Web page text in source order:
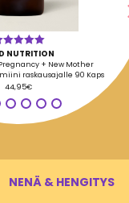
tuotteesta:
5.00 / 5
NUTRITION
+ New Mother
raskausajalle 90 Kaps
44,95€
OSTOSKORIIN
NENÄ & HENGITYS